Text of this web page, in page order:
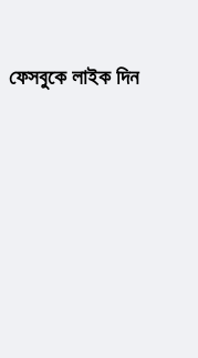
ফেসবুকে লাইক দিন